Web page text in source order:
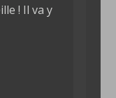
! Il va y